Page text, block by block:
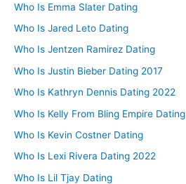
Who Is Emma Slater Dating
Who Is Jared Leto Dating
Who Is Jentzen Ramirez Dating
Who Is Justin Bieber Dating 2017
Who Is Kathryn Dennis Dating 2022
Who Is Kelly From Bling Empire Dating
Who Is Kevin Costner Dating
Who Is Lexi Rivera Dating 2022
Who Is Lil Tjay Dating